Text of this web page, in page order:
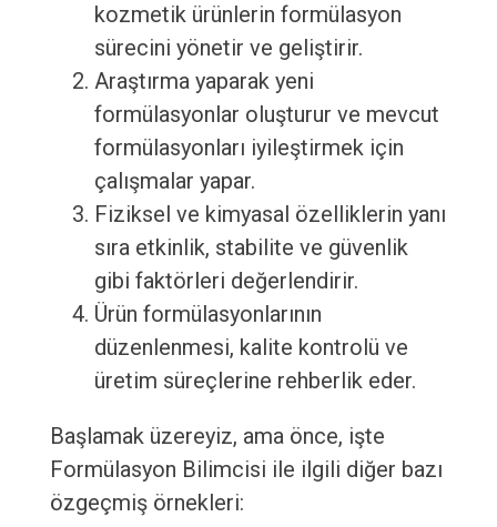
kozmetik ürünlerin formülasyon
sürecini yönetir ve geliştirir.
Araştırma yaparak yeni
formülasyonlar oluşturur ve mevcut
formülasyonları iyileştirmek için
çalışmalar yapar.
Fiziksel ve kimyasal özelliklerin yanı
sıra etkinlik, stabilite ve güvenlik
gibi faktörleri değerlendirir.
Ürün formülasyonlarının
düzenlenmesi, kalite kontrolü ve
üretim süreçlerine rehberlik eder.
Başlamak üzereyiz, ama önce, işte
Formülasyon Bilimcisi ile ilgili diğer bazı
özgeçmiş örnekleri: